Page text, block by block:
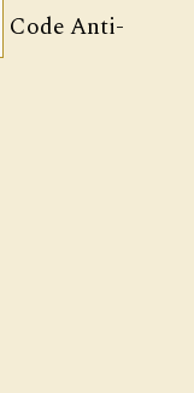
Code Anti-